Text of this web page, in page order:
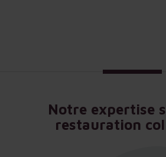
Notre expertise
restauration